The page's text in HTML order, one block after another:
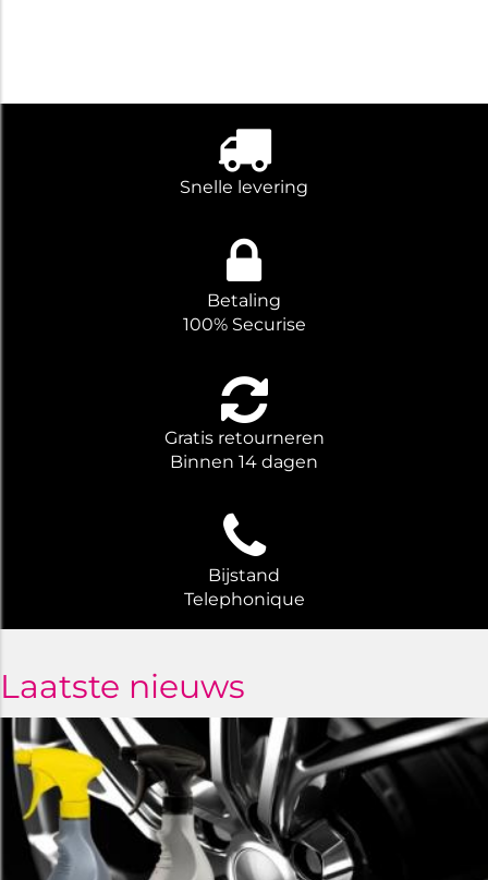
Snelle levering
Betaling
100% Securise
Gratis retourneren
Binnen 14 dagen
Bijstand
Telephonique
Laatste nieuws